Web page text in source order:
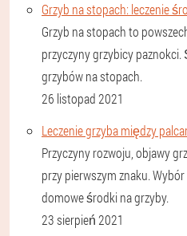
Grzyb na stopach: leczenie
Grzyb na stopach to
przyczyny grzybicy
grzybów na stopach.
26 listopad 2021
Leczenie grzyba między
Przyczyny rozwoju, objawy
przy pierwszym znaku.
domowe środki na grzyby.
23 sierpień 2021